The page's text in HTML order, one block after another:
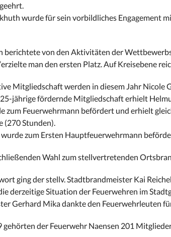
wurde für sein vorbildliches Engagement
berichtete von den Aktivitäten der
man den ersten Platz. Auf Kreisebene
Mitgliedschaft werden in diesem Jahr Nicole
jährige fördernde Mitgliedschaft erhielt
zum Feuerwehrmann befördert und erhielt
(270 Stunden).
wurde zum Ersten Hauptfeuerwehrmann
Wahl zum stellvertretenden
ging der stellv. Stadtbrandmeister Kai
derzeitige Situation der Feuerwehren im
Gerhard Mika dankte den Feuerwehrleuten
gehörten der Feuerwehr Naensen 201